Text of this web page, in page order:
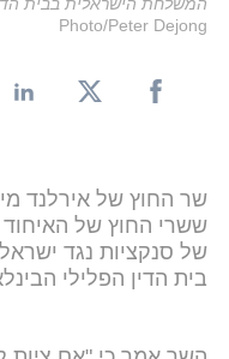
Photo/Peter Dejong
שר החוץ של אירלנד
ששרי החוץ של האיחוד
של סנקציות נגד
בית הדין הפלילי